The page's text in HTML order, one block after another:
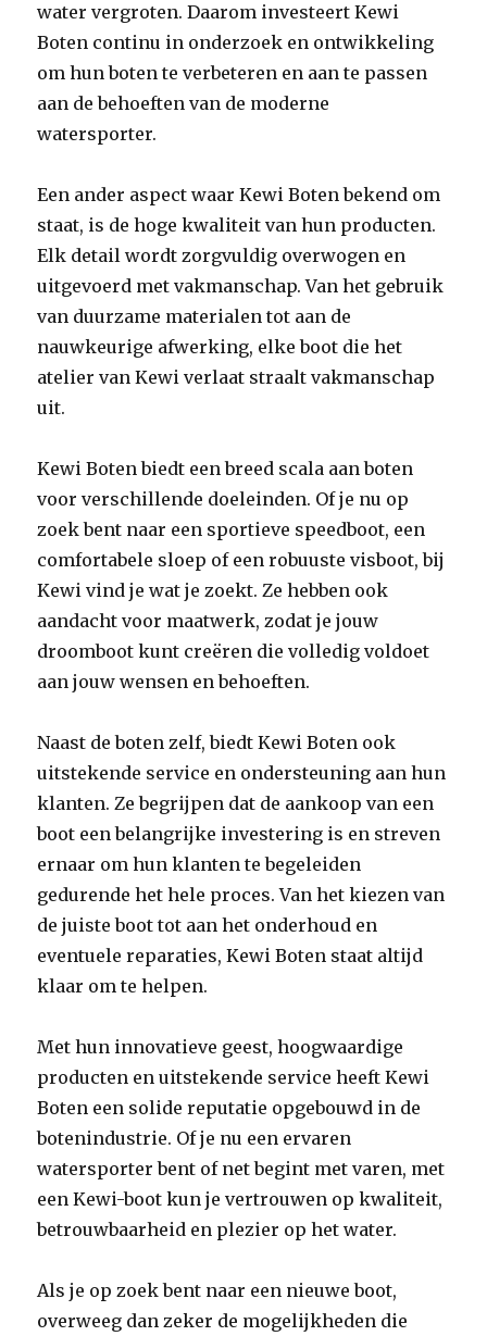
water vergroten. Daarom investeert Kewi
Boten continu in onderzoek en ontwikkeling
om hun boten te verbeteren en aan te passen
aan de behoeften van de moderne
watersporter.
Een ander aspect waar Kewi Boten bekend om
staat, is de hoge kwaliteit van hun producten.
Elk detail wordt zorgvuldig overwogen en
uitgevoerd met vakmanschap. Van het gebruik
van duurzame materialen tot aan de
nauwkeurige afwerking, elke boot die het
atelier van Kewi verlaat straalt vakmanschap
uit.
Kewi Boten biedt een breed scala aan boten
voor verschillende doeleinden. Of je nu op
zoek bent naar een sportieve speedboot, een
comfortabele sloep of een robuuste visboot, bij
Kewi vind je wat je zoekt. Ze hebben ook
aandacht voor maatwerk, zodat je jouw
droomboot kunt creëren die volledig voldoet
aan jouw wensen en behoeften.
Naast de boten zelf, biedt Kewi Boten ook
uitstekende service en ondersteuning aan hun
klanten. Ze begrijpen dat de aankoop van een
boot een belangrijke investering is en streven
ernaar om hun klanten te begeleiden
gedurende het hele proces. Van het kiezen van
de juiste boot tot aan het onderhoud en
eventuele reparaties, Kewi Boten staat altijd
klaar om te helpen.
Met hun innovatieve geest, hoogwaardige
producten en uitstekende service heeft Kewi
Boten een solide reputatie opgebouwd in de
botenindustrie. Of je nu een ervaren
watersporter bent of net begint met varen, met
een Kewi-boot kun je vertrouwen op kwaliteit,
betrouwbaarheid en plezier op het water.
Als je op zoek bent naar een nieuwe boot,
overweeg dan zeker de mogelijkheden die